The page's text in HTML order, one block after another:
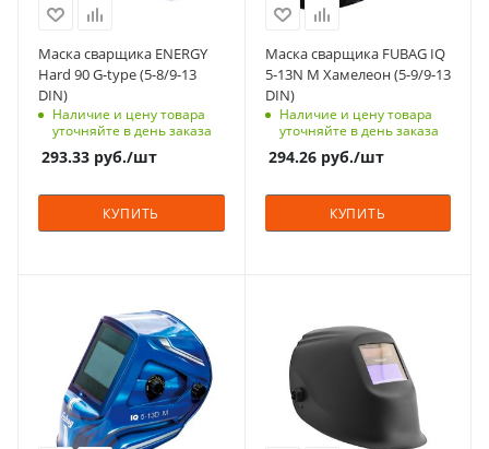
Китай
синие
Рабочая температура,
⁰C
-10 - +60
Солнечная + 1
литиевая
Маска сварщика ENERGY
Hard 90 G-type (5-8/9-13
DIN)
Наличие и цену товара
уточняйте в день заказа
293.33 руб./шт
КУПИТЬ
Китай
черные
Рабочая температура,
⁰C
-5 - +55
Солнечная + 1
литиевая
Вес, кг
0.495
Маска сварщика FUBAG IQ
5-13N M Хамелеон (5-9/9-13
DIN)
Наличие и цену товара
уточняйте в день заказа
294.26руб./шт
КУПИТЬ
технология Natural
Материал
Пластик
Страна изготовления
крепления для
диоптрической
линзы
Материал
Пластик